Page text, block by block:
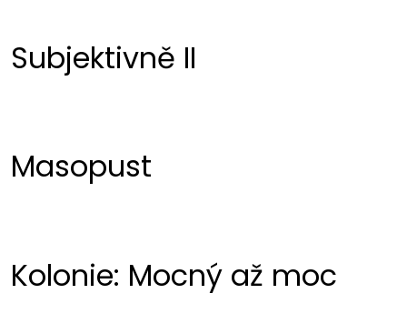
Subjektivně II
Masopust
Kolonie: Mocný až moc